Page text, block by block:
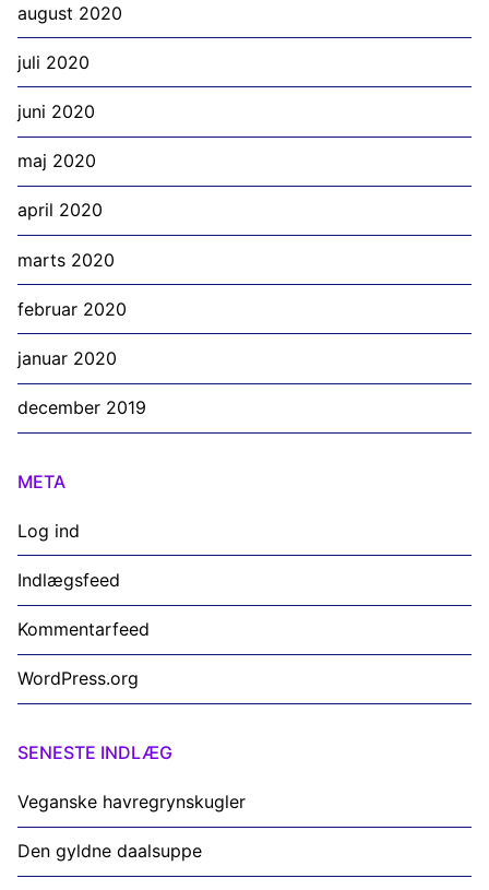
august 2020
juli 2020
juni 2020
maj 2020
april 2020
marts 2020
februar 2020
januar 2020
december 2019
META
Log ind
Indlægsfeed
Kommentarfeed
WordPress.org
SENESTE INDLÆG
Veganske havregrynskugler
Den gyldne daalsuppe